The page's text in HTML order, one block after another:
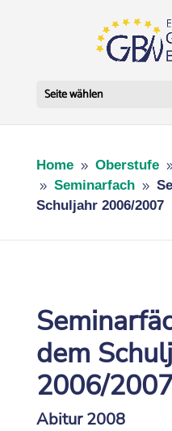
Seite wählen
Home 9 Oberstufe
9 Seminarfach 9
Schuljahr 2006/2007
dem
2006/
Abitur 2008